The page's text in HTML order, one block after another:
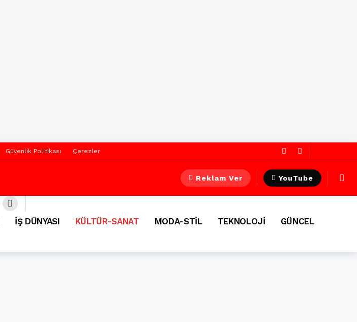
Güvenlik Politikası Çerezler
Reklam Ver YouTube
İŞ DÜNYASI KÜLTÜR-SANAT MODA-STİL TEKNOLOJİ
GÜNCEL